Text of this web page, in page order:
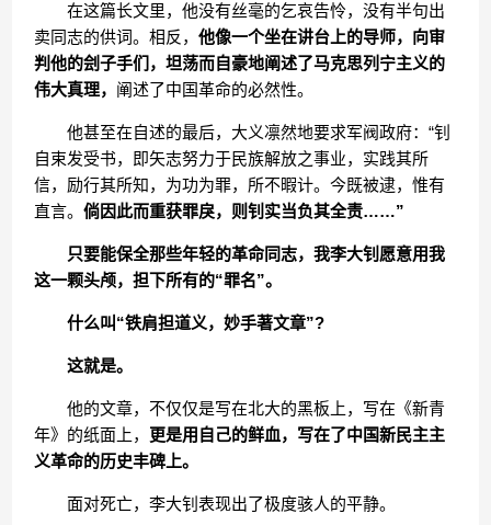
在这篇长文里，他没有丝毫的乞哀告怜，没有半句出
卖同志的供词。相反，他像一个坐在讲台上的导师，向审
判他的刽子手们，坦荡而自豪地阐述了马克思列宁主义的
伟大真理， 阐述了中国革命的必然性。
他甚至在自述的最后，大义凛然地要求军阀政府：“钊
自束发受书，即矢志努力于民族解放之事业，实践其所
信，励行其所知，为功为罪，所不暇计。今既被逮，惟有
直言。倘因此而重获罪戾，则钊实当负其全责……”
只要能保全那些年轻的革命同志，我李大钊愿意用我
这一颗头颅，担下所有的“罪名”。
什么叫“铁肩担道义，妙手著文章”?
这就是。
他的文章，不仅仅是写在北大的黑板上，写在《新青
年》的纸面上， 更是用自己的鲜血，写在了中国新民主主
义革命的历史丰碑上。
面对死亡，李大钊表现出了极度骇人的平静。